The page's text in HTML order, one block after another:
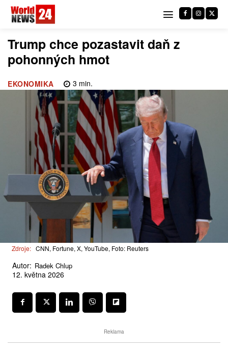
Trump chce pozastavit daň z
pohonných hmot
EKONOMIKA 3 min.
Zdroje: CNN, Fortune, X, YouTube, Foto: Reuters
Autor: Radek Chlup
12. května 2026
Reklama